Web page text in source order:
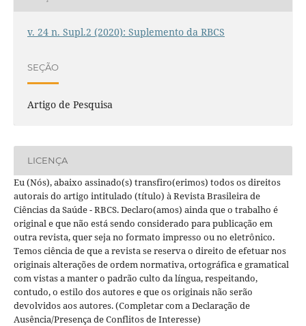
v. 24 n. Supl.2 (2020): Suplemento da RBCS
SEÇÃO
Artigo de Pesquisa
LICENÇA
Eu (Nós), abaixo assinado(s) transfiro(erimos) todos os direitos
autorais do artigo intitulado (título) à Revista Brasileira de
Ciências da Saúde - RBCS. Declaro(amos) ainda que o trabalho é
original e que não está sendo considerado para publicação em
outra revista, quer seja no formato impresso ou no eletrônico.
Temos ciência de que a revista se reserva o direito de efetuar nos
originais alterações de ordem normativa, ortográfica e gramatical
com vistas a manter o padrão culto da língua, respeitando,
contudo, o estilo dos autores e que os originais não serão
devolvidos aos autores. (Completar com a Declaração de
Ausência/Presença de Conflitos de Interesse)